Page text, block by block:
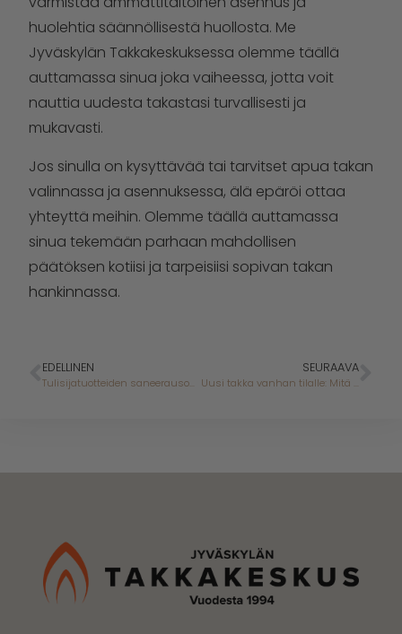
huolehtia säännöllisestä huollosta. Me
Jyväskylän Takkakeskuksessa olemme täällä
auttamassa sinua joka vaiheessa, jotta voit
nauttia uudesta takastasi turvallisesti ja
mukavasti.
Jos sinulla on kysyttävää tai tarvitset apua takan
valinnassa ja asennuksessa, älä epäröi ottaa
yhteyttä meihin. Olemme täällä auttamassa
sinua tekemään parhaan mahdollisen
päätöksen kotiisi ja tarpeisiisi sopivan takan
hankinnassa.
EDELLINEN SEURAAVA